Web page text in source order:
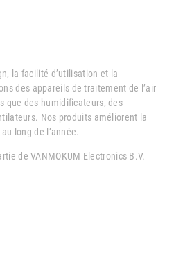
la facilité d’utilisation et la
des appareils de traitement de l’air
que des humidificateurs, des
Nos produits améliorent la
long de l’année.
de VANMOKUM Electronics B.V.